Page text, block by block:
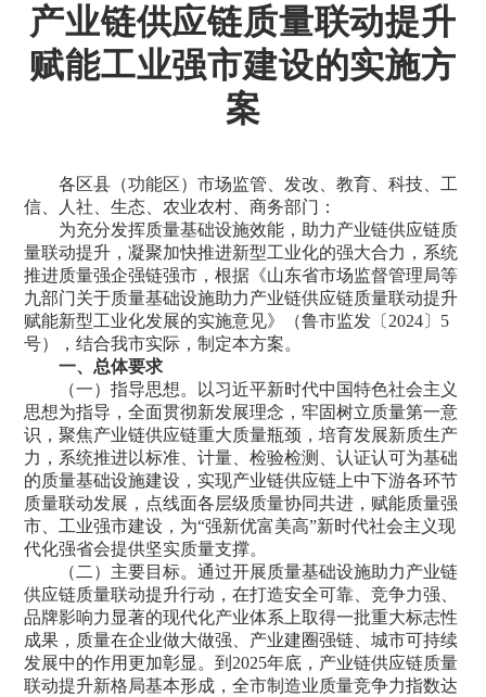
产业链供应链质量联动提升
赋能工业强市建设的实施方
案
各区县（功能区）市场监管、发改、教育、科技、工
信、人社、生态、农业农村、商务部门：
为充分发挥质量基础设施效能，助力产业链供应链质
量联动提升，凝聚加快推进新型工业化的强大合力，系统
推进质量强企强链强市，根据《山东省市场监督管理局等
九部门关于质量基础设施助力产业链供应链质量联动提升
赋能新型工业化发展的实施意见》（鲁市监发〔2024〕5
号），结合我市实际，制定本方案。
一、总体要求
（一）指导思想。以习近平新时代中国特色社会主义
思想为指导，全面贯彻新发展理念，牢固树立质量第一意
识，聚焦产业链供应链重大质量瓶颈，培育发展新质生产
力，系统推进以标准、计量、检验检测、认证认可为基础
的质量基础设施建设，实现产业链供应链上中下游各环节
质量联动发展，点线面各层级质量协同共进，赋能质量强
市、工业强市建设，为“强新优富美高”新时代社会主义现
代化强省会提供坚实质量支撑。
（二）主要目标。通过开展质量基础设施助力产业链
供应链质量联动提升行动，在打造安全可靠、竞争力强、
品牌影响力显著的现代化产业体系上取得一批重大标志性
成果，质量在企业做大做强、产业建圈强链、城市可持续
发展中的作用更加彰显。到2025年底，产业链供应链质量
联动提升新格局基本形成，全市制造业质量竞争力指数达